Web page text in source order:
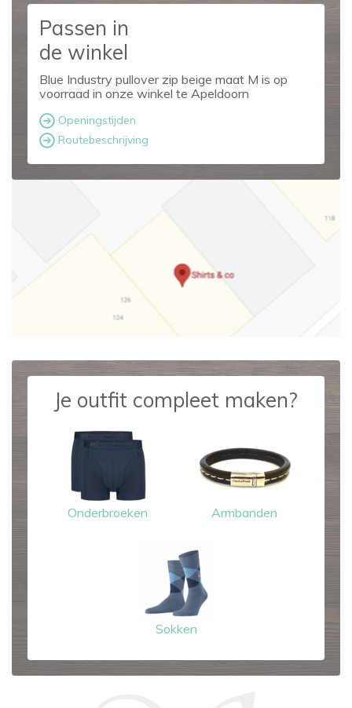
Passen in
de winkel
Blue Industry pullover zip beige maat M is op
voorraad in onze winkel te Apeldoorn
Openingstijden
Routebeschrijving
Je outfit compleet maken?
Onderbroeken Armbanden
Sokken